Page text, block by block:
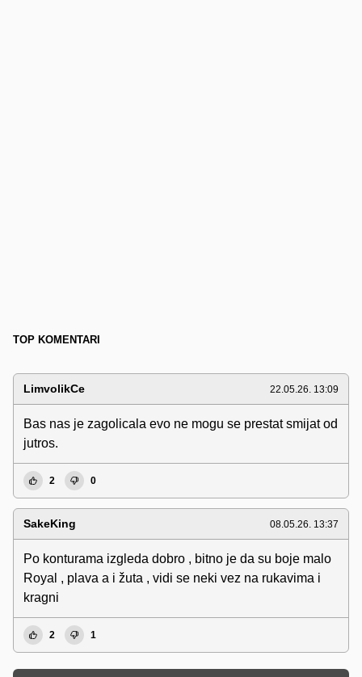
TOP KOMENTARI
LimvolikCe 22.05.26. 13:09
Bas nas je zagolicala evo ne mogu se prestat smijat od
jutros.
2 0
SakeKing 08.05.26. 13:37
Po konturama izgleda dobro , bitno je da su boje malo
Royal , plava a i žuta , vidi se neki vez na rukavima i
kragni
2 1